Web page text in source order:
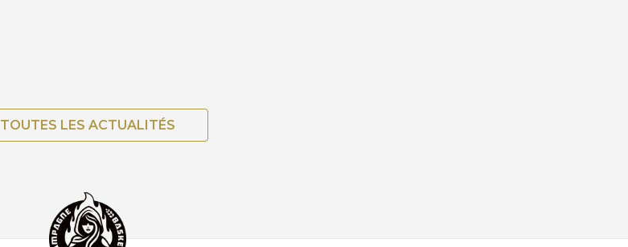
TOUTES LES ACTUALITÉS